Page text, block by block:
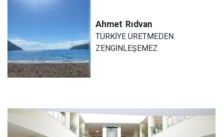
Ahmet Rıdvan
TÜRKİYE ÜRETMEDEN
ZENGİNLEŞEMEZ